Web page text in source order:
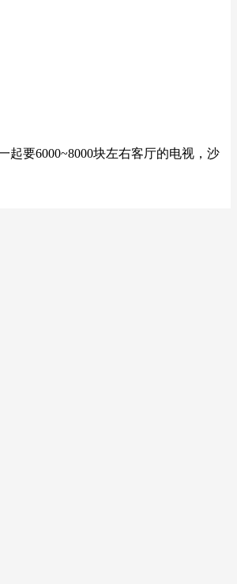
要6000~8000块左右客厅的电视，沙